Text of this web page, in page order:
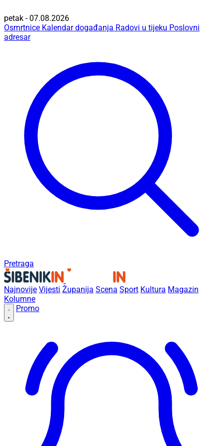
petak - 07.08.2026
Osmrtnice Kalendar događanja Radovi u tijeku Poslovni
adresar
Pretraga
Najnovije Vijesti Županija Scena Sport Kultura Magazin
Kolumne
Promo